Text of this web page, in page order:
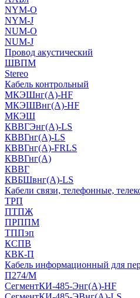
NYM-O
NYM-J
NUM-О
NUM-J
Провод акустический
ШВПМ
Stereo
Кабель контрольный
МКЭШнг(A)-HF
МКЭШВнг(А)-HF
МКЭШ
КВВГЭнг(А)-LS
КВВГнг(А)-LS
КВВГнг(А)-FRLS
КВВГнг(А)
КВВГ
КВБШвнг(А)-LS
Кабели связи, телефонные,
ТРП
ПТПЖ
ПРППМ
ТППэп
КСПВ
КВК-П
Кабель информационный для
П274/М
СегментКИ-485-Энг(А)-HF